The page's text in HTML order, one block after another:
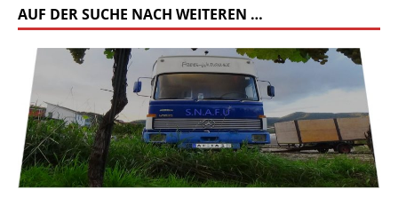
AUF DER SUCHE NACH WEITEREN …